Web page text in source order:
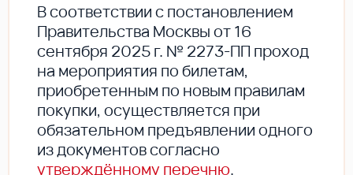
В соответствии с постановлением
Правительства Москвы от 16
сентября 2025 г. № 2273-ПП проход
на мероприятия по билетам,
приобретенным по новым правилам
покупки, осуществляется при
обязательном предъявлении одного
из документов согласно
утверждённому перечню.